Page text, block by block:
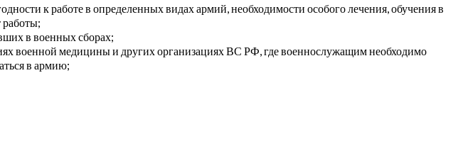
к работе в определенных видах армий, необходимости особого лечения, обучения в
работы;
в военных сборах;
военной медицины и других организациях ВС РФ, где военнослужащим необходимо
в армию;